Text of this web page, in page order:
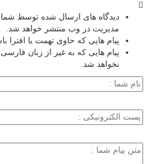
دیدگاه های ارسال شده توسط
مدیریت در وب منتشر خواهد شد.
پیام هایی که حاوی تهمت یا افترا
پیام هایی که به غیر از زبان
نخواهد شد.